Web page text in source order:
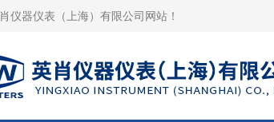
仪器仪表（上海）有限公司网站 ！